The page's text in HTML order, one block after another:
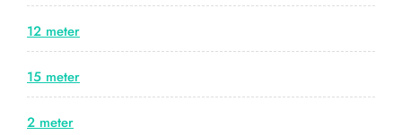
12 meter
15 meter
2 meter